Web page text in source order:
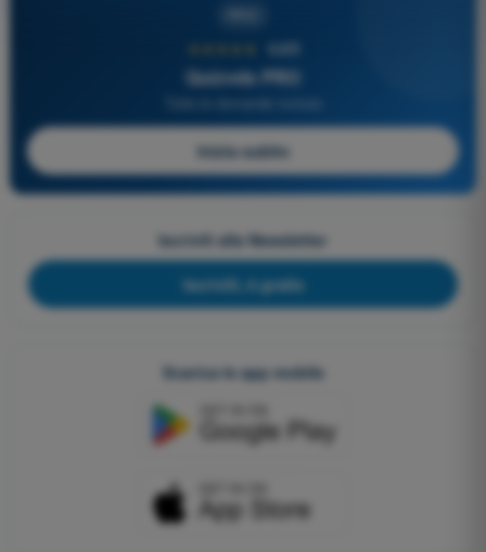
4,6/5
Quizvds PRO
Inizia subito
Iscriviti alla Newsletter
Iscriviti, è gratis
Scarica le app mobile